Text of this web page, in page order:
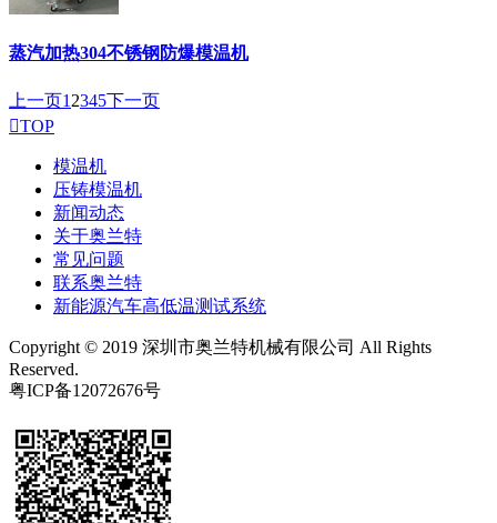
蒸汽加热304不锈钢防爆模温机
上一页1 2345下一页
TOP
模温机
压铸模温机
新闻动态
关于奥兰特
常见问题
联系奥兰特
新能源汽车高低温测试系统
Copyright © 2019 深圳市奥兰特机械有限公司 All Rights
Reserved.
粤ICP备12072676号